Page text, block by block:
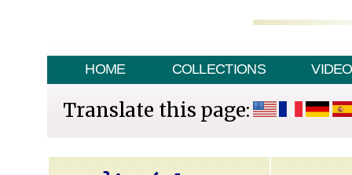
HOME COLLECTIONS VIDEO
Translate this page: